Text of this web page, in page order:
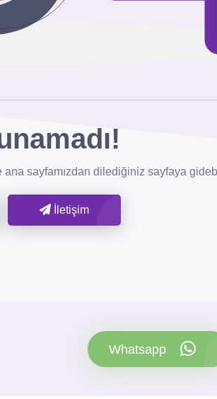
ana sayfamızdan dilediğiniz sayfaya
İletişim
Whatsapp